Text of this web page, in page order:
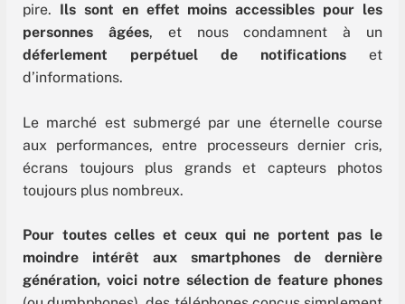
pire. Ils sont en effet moins accessibles pour les
personnes âgées, et nous condamnent à un
déferlement perpétuel de notifications et
d’informations.
Le marché est submergé par une éternelle course
aux performances, entre processeurs dernier cris,
écrans toujours plus grands et capteurs photos
toujours plus nombreux.
Pour toutes celles et ceux qui ne portent pas le
moindre intérêt aux smartphones de dernière
génération, voici notre sélection de feature phones